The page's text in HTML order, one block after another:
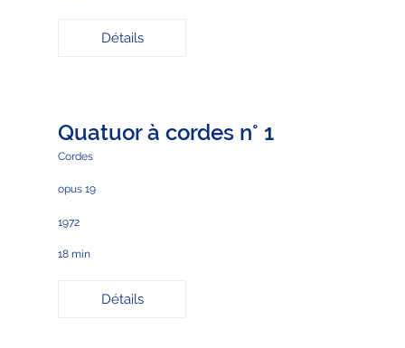
Détails
Quatuor à cordes n° 1
Cordes
opus 19
1972
18 min
Détails